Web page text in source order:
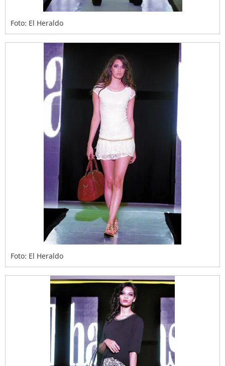
Foto: El Heraldo
Foto: El Heraldo